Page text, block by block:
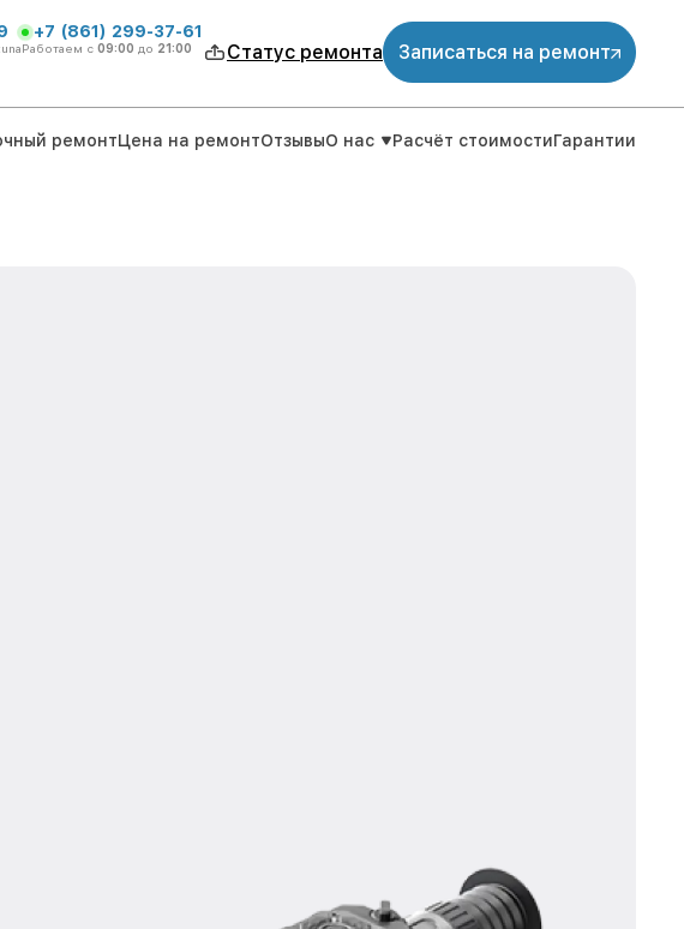
+7 (861) 299-37-61
Работаем с 09:00 до 21:00 Статус ремонта Записаться на ремонт
ремонтЦена на ремонтОтзывыО нас Расчёт стоимостиГарантии